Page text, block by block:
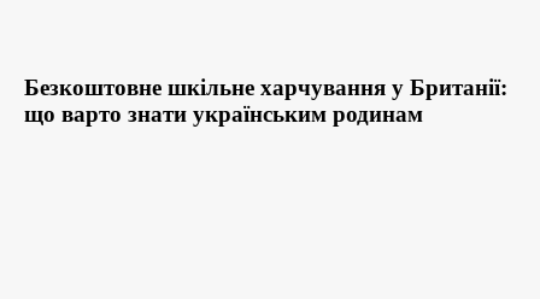
Безкоштовне шкільне харчування у Британії:
що варто знати українським родинам